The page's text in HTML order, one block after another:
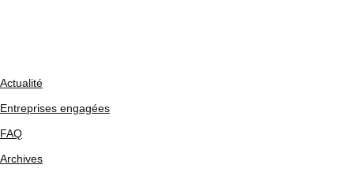
Actualité
Entreprises engagées
FAQ
Archives